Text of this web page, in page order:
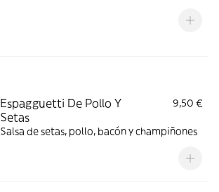
Espagguetti De Pollo Y
Setas
9,50 €
Salsa de setas, pollo, bacón y champiñones